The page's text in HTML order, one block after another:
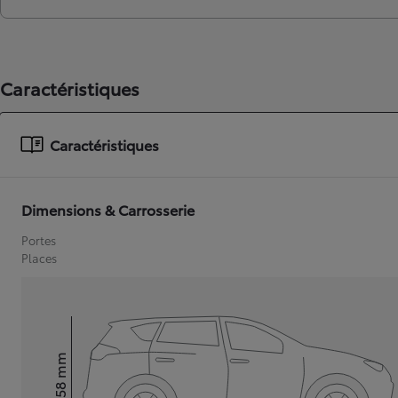
Caractéristiques
Caractéristiques
Dimensions & Carrosserie
Portes
Places
mm